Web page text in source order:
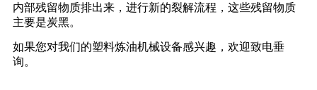
内部残留物质排出来，进行新的裂解流程，这些残留物质
主要是炭黑。
如果您对我们的塑料炼油机械设备感兴趣，欢迎致电垂
询。